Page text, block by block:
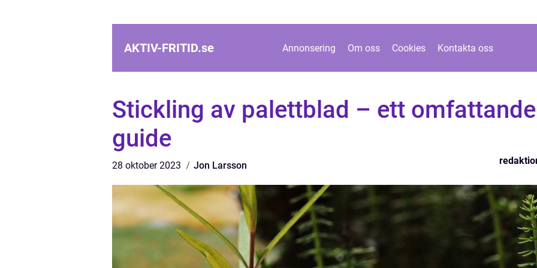
AKTIV-FRITID.se Annonsering Om oss Cookies Kontakta oss
Stickling av palettblad – ett omfattande
guide
28 oktober 2023 Jon Larsson